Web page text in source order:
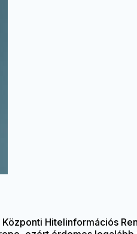
Hitelinformációs